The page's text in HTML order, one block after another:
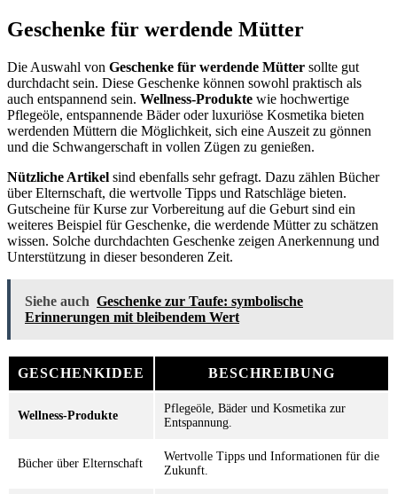
Geschenke für werdende Mütter
Die Auswahl von Geschenke für werdende Mütter sollte gut
durchdacht sein. Diese Geschenke können sowohl praktisch als
auch entspannend sein. Wellness-Produkte wie hochwertige
Pflegeöle, entspannende Bäder oder luxuriöse Kosmetika bieten
werdenden Müttern die Möglichkeit, sich eine Auszeit zu gönnen
und die Schwangerschaft in vollen Zügen zu genießen.
Nützliche Artikel sind ebenfalls sehr gefragt. Dazu zählen Bücher
über Elternschaft, die wertvolle Tipps und Ratschläge bieten.
Gutscheine für Kurse zur Vorbereitung auf die Geburt sind ein
weiteres Beispiel für Geschenke, die werdende Mütter zu schätzen
wissen. Solche durchdachten Geschenke zeigen Anerkennung und
Unterstützung in dieser besonderen Zeit.
Siehe auch Geschenke zur Taufe: symbolische
Erinnerungen mit bleibendem Wert
GESCHENKIDEE BESCHREIBUNG
Wellness-Produkte
Pflegeöle, Bäder und Kosmetika zur
Entspannung.
Bücher über Elternschaft
Wertvolle Tipps und Informationen für die
Zukunft.